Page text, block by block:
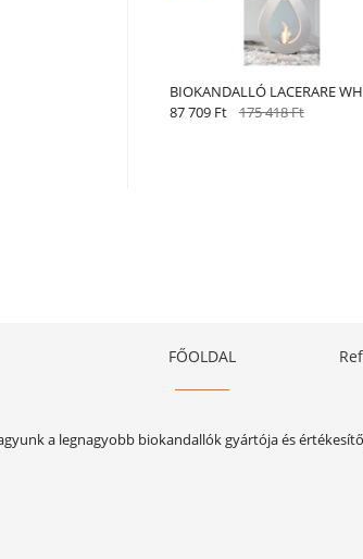
BIOKANDALLÓ LACERARE
87 709 Ft 175 418 Ft
FŐOLDAL
a legnagyobb biokandallók gyártója és